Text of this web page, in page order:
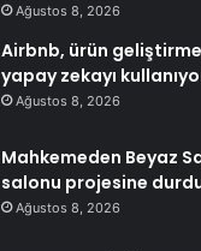
Ağustos 8, 2026
Airbnb, ürün
yapay zekayı
Ağustos 8, 2026
Mahkemeden Beyaz
salonu projesine
Ağustos 8, 2026